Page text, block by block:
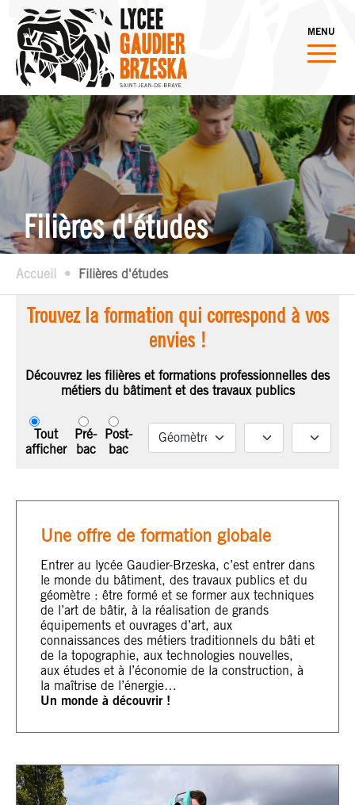
MENU
Filières d'études
Accueil Filières d'études
Trouvez la formation qui correspond à vos
envies !
Découvrez les filières et formations professionnelles des
métiers du bâtiment et des travaux publics
Tout
afficher
Pré-
bac
Post-
bac
Une offre de formation globale
Entrer au lycée Gaudier-Brzeska, c’est entrer dans
le monde du bâtiment, des travaux publics et du
géomètre : être formé et se former aux techniques
de l’art de bâtir, à la réalisation de grands
équipements et ouvrages d’art, aux
connaissances des métiers traditionnels du bâti et
de la topographie, aux technologies nouvelles,
aux études et à l’économie de la construction, à
la maîtrise de l’énergie…
Un monde à découvrir !